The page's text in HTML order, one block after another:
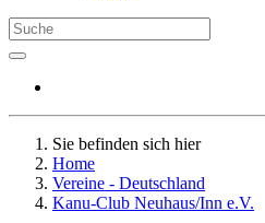
Sie befinden sich hier
Home
Vereine - Deutschland
Kanu-Club Neuhaus/Inn e.V.